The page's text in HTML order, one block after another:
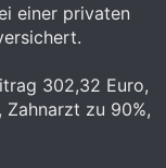
einer privaten
302,32 Euro,
Zahnarzt zu 90%,